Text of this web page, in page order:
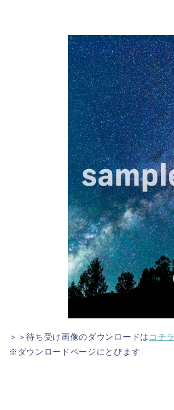
＞＞待ち受け画像のダウンロードは コチラ
※ダウンロードページにとびます